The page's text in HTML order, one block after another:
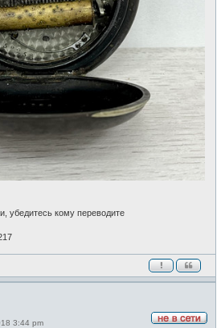
убедитесь кому переводите
3:44 pm